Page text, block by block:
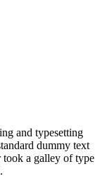
and typesetting
dummy text
took a galley of type